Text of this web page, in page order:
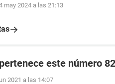
may 2024 a las 21:13
este número
2021 a las 14:07